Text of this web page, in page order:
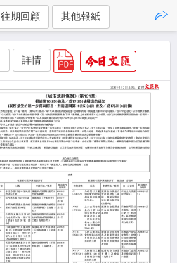
往期回顧 其他報紙
詳情